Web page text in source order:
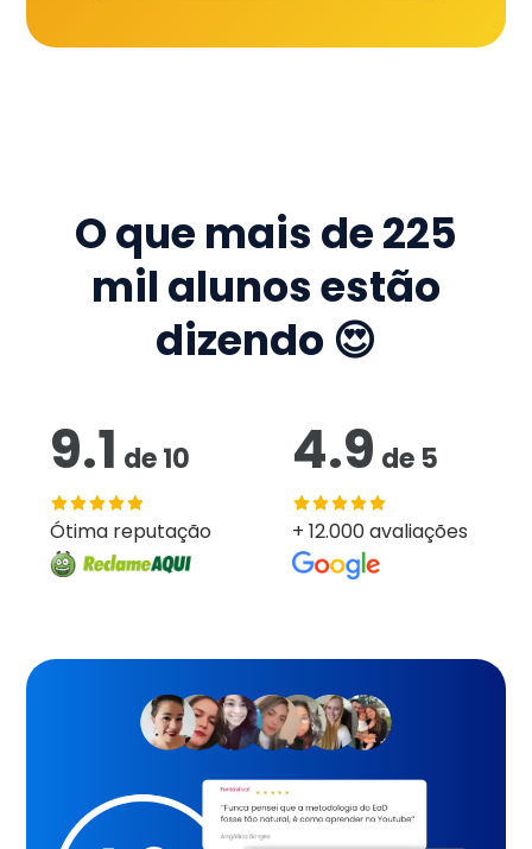
O que mais de225
mil alunos estão
dizendo 😍
9.1 de10
Ótima reputação
4.9 de 5
+ 12.000 avaliações